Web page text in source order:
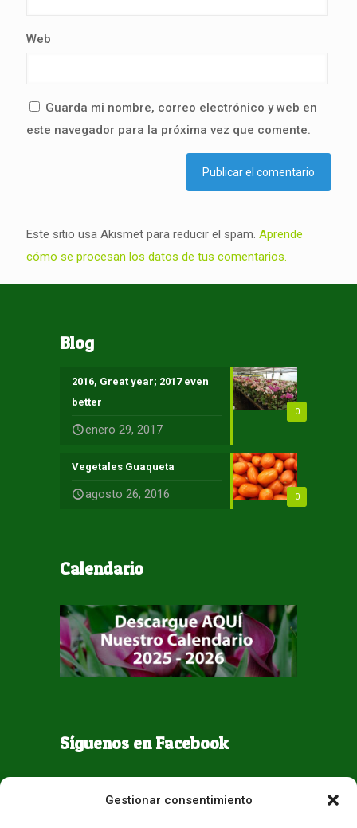
Gestionar consentimiento
Web
Guarda mi nombre, correo electrónico y web en
este navegador para la próxima vez que comente.
Este sitio usa Akismet para reducir el spam. Aprende
cómo se procesan los datos de tus comentarios.
Blog
0
2016, Great year; 2017 even
better
enero 29, 2017
0
Vegetales Guaqueta
agosto 26, 2016
Calendario
Síguenos en Facebook